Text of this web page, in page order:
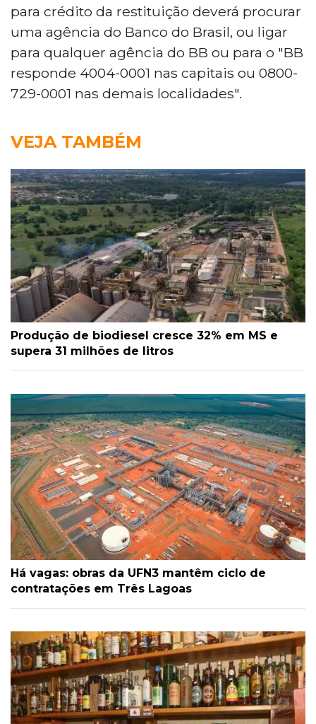
para crédito da restituição deverá procurar
uma agência do Banco do Brasil, ou ligar
para qualquer agência do BB ou para o "BB
responde 4004-0001 nas capitais ou 0800-
729-0001 nas demais localidades".
VEJA TAMBÉM
Produção de biodiesel cresce 32% em MS e
supera 31 milhões de litros
Há vagas: obras da UFN3 mantêm ciclo de
contratações em Três Lagoas